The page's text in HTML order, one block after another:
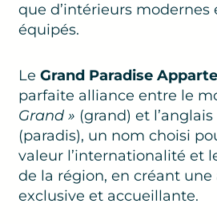
que d’intérieurs
équipés.
Le Grand Paradise
parfaite alliance entre le
Grand » (grand) et l’anglais
(paradis), un nom choisi
valeur l’internationalité et
de la région, en créant
exclusive et accueillante.